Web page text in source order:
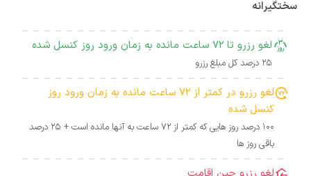
سختگیرانه
لغو رزرو تا 72 ساعت مانده به زمان ورود روز کنسل شده
25 درصد کل مبلغ رزرو
لغو رزرو در کمتر از 72 ساعت مانده به زمان ورود روز
کنسل شده
100 درصد روز هایی که کمتر از 72 ساعت به آنها مانده است + 25 درصد
باقی روز ها